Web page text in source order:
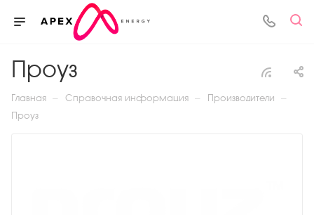
Проуз
Главная — Справочная информация — Производители —
Проуз